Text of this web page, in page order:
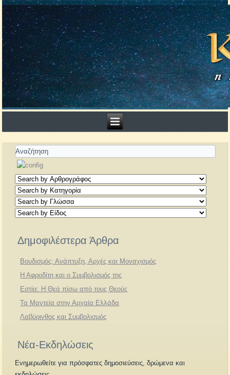
Δημοφιλέστερα Άρθρα
Βουδισμός: Ανάπτυξη, Αρχές και Μοναχισμός
Η Αφροδίτη και ο Συμβολισμός της
Εστία: Η Θεά πίσω από τους Θεούς
Τα Μαντεία στην Αρχαία Ελλάδα
Λαβύρινθος και Συμβολισμός
Νέα-Εκδηλώσεις
Ενημερωθείτε για πρόσφατες δημοσιεύσεις, δρώμενα και